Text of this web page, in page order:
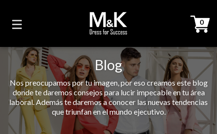
0
Blog
Nos preocupamos por tu imagen, por eso creamos este blog
donde te daremos consejos para lucir impecable en tu área
laboral. Además te daremos a conocer las nuevas tendencias
que triunfan en el mundo ejecutivo.